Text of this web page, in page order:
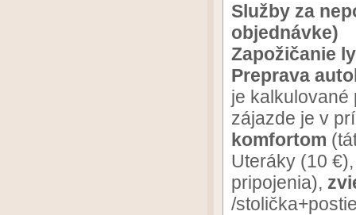
Služby za
objednávke)
Zapožičanie
Preprava
je kalkulované
zájazde je v
komfortom
Uteráky (10
pripojenia),
/